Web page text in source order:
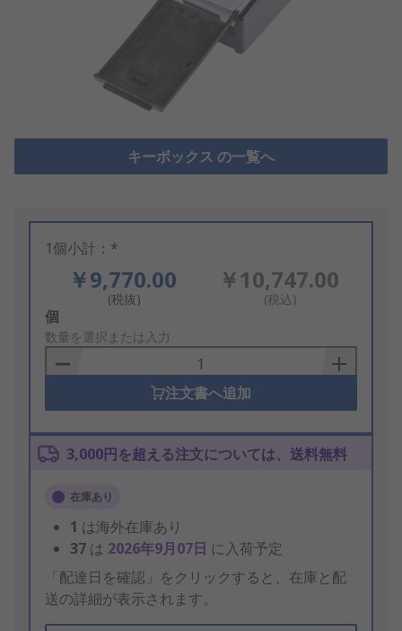
キーボックス の一覧へ
1個小計：*
￥9,770.00
(税抜)
￥10,747.00
(税込)
Add
to
Basket
個
数量を選択または入力
注文書へ追加
3,000円を超える注文については、送料無料
在庫あり
1 は海外在庫あり
37 は 2026年9月07日 に入荷予定
「配達日を確認」をクリックすると、在庫と配
送の詳細が表示されます。